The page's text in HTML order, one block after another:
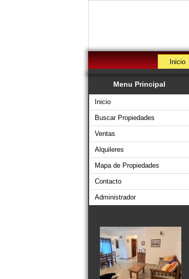
Inicio
Menu Principal
Inicio
Buscar Propiedades
Ventas
Alquileres
Mapa de Propiedades
Contacto
Administrador